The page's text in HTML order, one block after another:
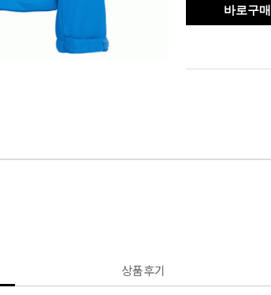
바로구매
상품후기